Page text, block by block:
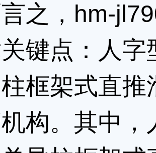
之，hm-
键点：人
框架式直
构。其中